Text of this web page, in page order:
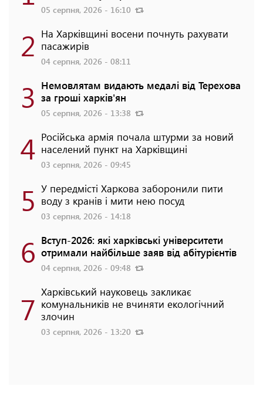
05 серпня, 2026 - 16:10
2 На Харківщині восени почнуть рахувати
пасажирів
04 серпня, 2026 - 08:11
3 Немовлятам видають медалі від Терехова
за гроші харків'ян
05 серпня, 2026 - 13:38
4 Російська армія почала штурми за новий
населений пункт на Харківщині
03 серпня, 2026 - 09:45
5 У передмісті Харкова заборонили пити
воду з кранів і мити нею посуд
03 серпня, 2026 - 14:18
6 Вступ-2026: які харківські університети
отримали найбільше заяв від абітурієнтів
04 серпня, 2026 - 09:48
7 Харківський науковець закликає
комунальників не вчиняти екологічний
злочин
03 серпня, 2026 - 13:20